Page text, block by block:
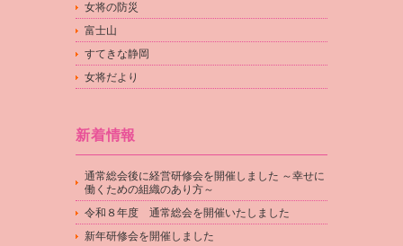
女将の防災
富士山
すてきな静岡
女将だより
新着情報
通常総会後に経営研修会を開催しました ～幸せに
働くための組織のあり方～
令和８年度 通常総会を開催いたしました
新年研修会を開催しました